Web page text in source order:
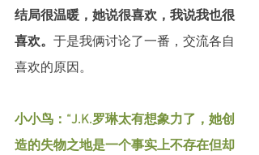
结局很温暖，她说很喜欢，我说我也很
喜欢。 于是我俩讨论了一番，交流各自
喜欢的原因。
小小鸟：“J.K.罗琳太有想象力了，她创
造的失物之地是一个事实上不存在但却